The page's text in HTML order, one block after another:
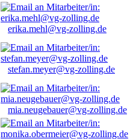
erika.mehl@vg-zolling.de
stefan.meyer@vg-zolling.de
mia.neugebauer@vg-zolling.de